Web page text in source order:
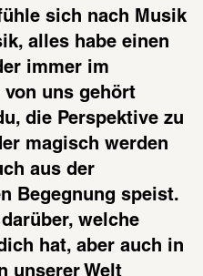
sich nach Musik
alles habe einen
immer im
von uns gehört
die Perspektive zu
magisch werden
aus der
Begegnung speist.
welche
hat, aber auch in
unserer Welt